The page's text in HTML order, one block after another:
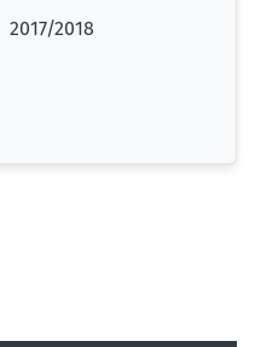
2017/2018